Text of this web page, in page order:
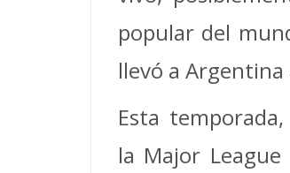
popular del
llevó a
Esta
la Major